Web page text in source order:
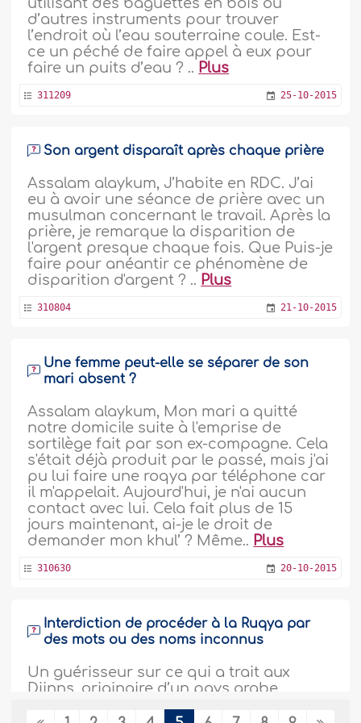
utilisant des baguettes en bois ou
d’autres instruments pour trouver
l’endroit où l’eau souterraine coule. Est-
ce un péché de faire appel à eux pour
faire un puits d’eau ? .. Plus
311209 25-10-2015
Son argent disparaît après chaque prière
Assalam alaykum, J’habite en RDC. J’ai
eu à avoir une séance de prière avec un
musulman concernant le travail. Après la
prière, je remarque la disparition de
l'argent presque chaque fois. Que Puis-je
faire pour anéantir ce phénomène de
disparition d'argent ? .. Plus
310804 21-10-2015
Une femme peut-elle se séparer de son
mari absent ?
Assalam alaykum, Mon mari a quitté
notre domicile suite à l'emprise de
sortilège fait par son ex-compagne. Cela
s'était déjà produit par le passé, mais j'ai
pu lui faire une roqya par téléphone car
il m'appelait. Aujourd'hui, je n'ai aucun
contact avec lui. Cela fait plus de 15
jours maintenant, ai-je le droit de
demander mon khul’ ? Même.. Plus
310630 20-10-2015
Interdiction de procéder à la Ruqya par
des mots ou des noms inconnus
Un guérisseur sur ce qui a trait aux
Djinns, originaire d’un pays arabe